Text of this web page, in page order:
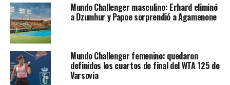
y habilidad contra Djokovic, no fue suficiente para
inquietar a un oponente que busca su sexto título en
Dubai.
Muy emocionado Nole agradeció a la hinchada: “Creo
que Dubái es un lugar perfecto para comenzar una
Mundo Challenger masculino: Erhard eliminó
a Dzumhur y Papoe sorprendió a Agamenone
Mundo Challenger femenino: quedaron
definidos los cuartos de final del WTA 125 de
Varsovia